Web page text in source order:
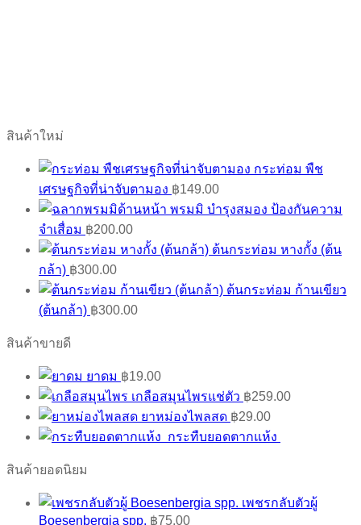
สินค้าใหม่
กระท่อม พืช
เศรษฐกิจที่น่าจับตามอง ฿149.00
พรมมิ บำรุงสมอง ป้องกันความ
จำเสื่อม ฿200.00
ต้นกระท่อม หางกั้ง (ต้น
กล้า) ฿300.00
ต้นกระท่อม ก้านเขียว
(ต้นกล้า) ฿300.00
สินค้าขายดี
ยาดม ฿19.00
เกลือสมุนไพรแช่ตัว ฿259.00
ยาหม่องไพลสด ฿29.00
กระทืบยอดตากแห้ง
สินค้ายอดนิยม
เพชรกลับตัวผู้
Boesenbergia spp. ฿75.00